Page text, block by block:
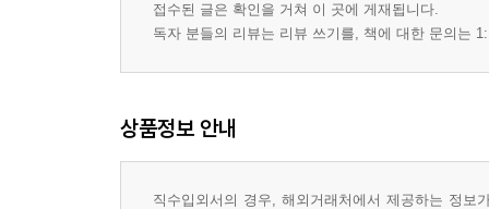
접수된 글은 확인을 거쳐 이 곳에 게재됩니다.
독자 분들의 리뷰는 리뷰 쓰기를, 책에 대한 문의는
상품정보 안내
직수입외서의 경우, 해외거래처에서 제공하는 정